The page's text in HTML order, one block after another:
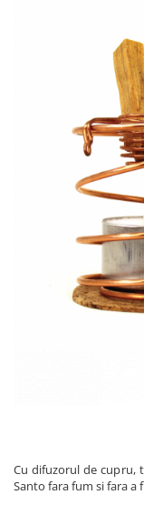
Prosoape bucatarie
Cu difuzorul de cupru,
Santo fara fum si fara